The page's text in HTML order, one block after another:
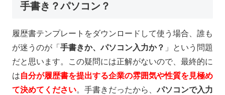
手書き？パソコン？
履歴書テンプレートをダウンロードして使う場合、誰も
が迷うのが「 手書きか、パソコン入力か？ 」という問題
だと思います。この疑問には正解がないので、最終的に
は自分が履歴書を提出する企業の雰囲気や性質を見極め
て決めてください。手書きだったから、パソコンで入力